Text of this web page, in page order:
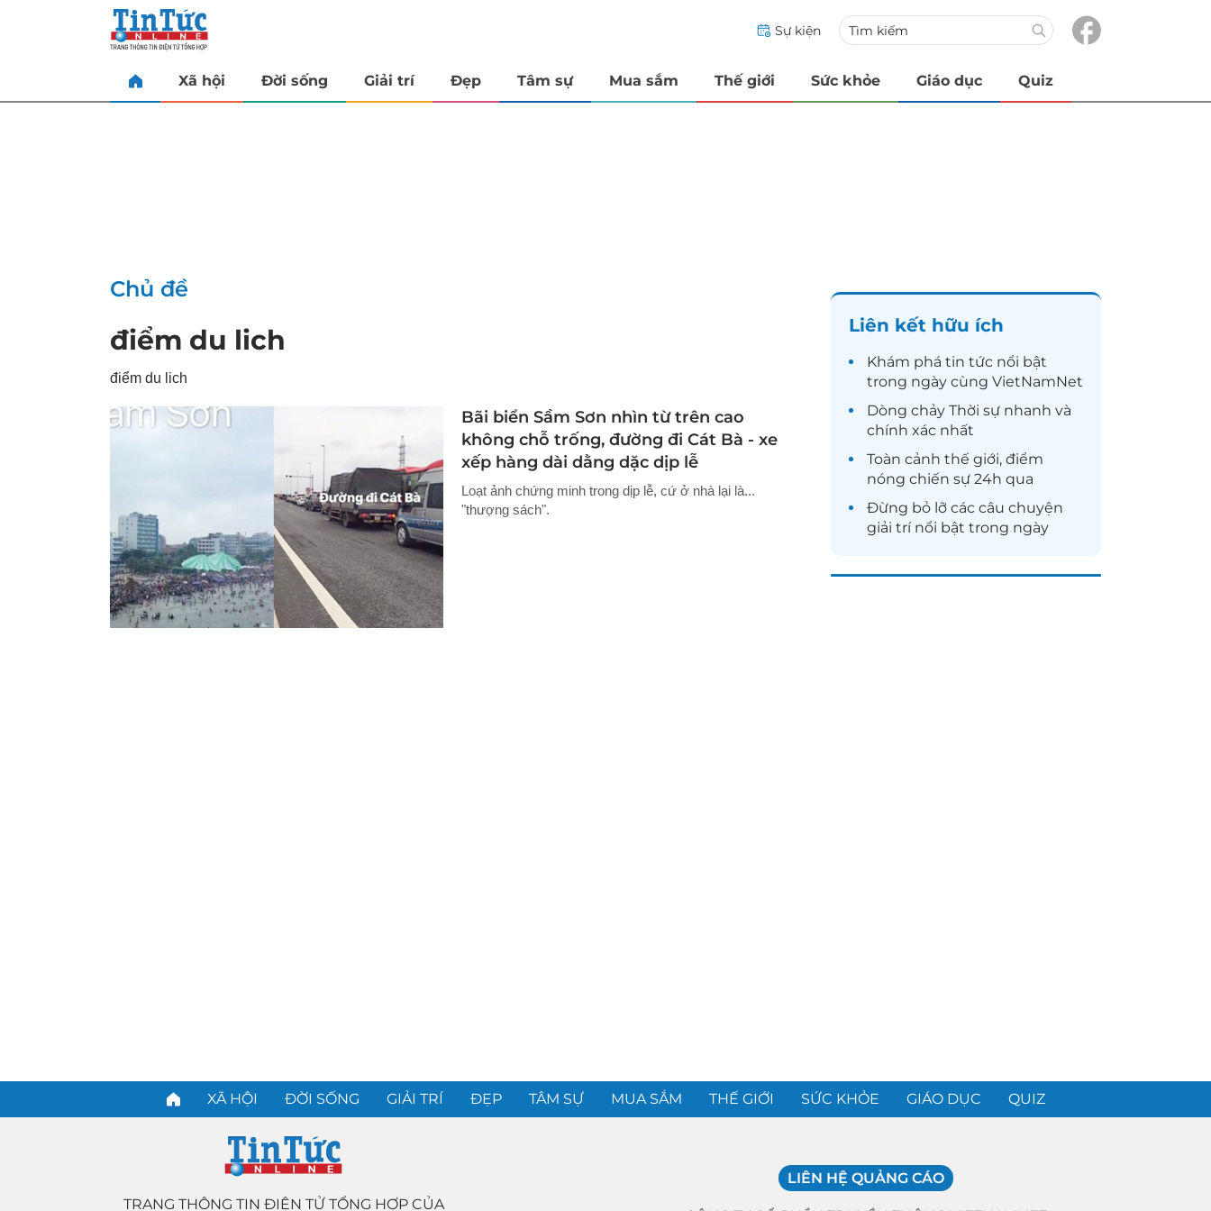
Sự kiện
Xã hội Đời sống Giải trí Đẹp Tâm sự Mua sắm Thế giới Sức khỏe Giáo dục Quiz
Chủ đề
điểm du lich
điểm du lich
Bãi biển Sầm Sơn nhìn từ trên cao
không chỗ trống, đường đi Cát Bà - xe
xếp hàng dài dằng dặc dịp lễ
Loạt ảnh chứng minh trong dịp lễ, cứ ở nhà lại là...
"thượng sách".
Liên kết hữu ích
Khám phá tin tức nổi bật
trong ngày cùng VietNamNet
Dòng chảy Thời sự nhanh và
chính xác nhất
Toàn cảnh thế giới, điểm
nóng chiến sự 24h qua
Đừng bỏ lỡ các câu chuyện
giải trínổi bật trong ngày
XÃ HỘI ĐỜI SỐNG GIẢI TRÍ ĐẸP TÂM SỰ MUA SẮM THẾ GIỚI SỨC KHỎE GIÁO DỤC QUIZ
TRANG THÔNG TIN ĐIỆN TỬ TỔNG HỢP CỦA
LIÊN HỆ QUẢNG CÁO